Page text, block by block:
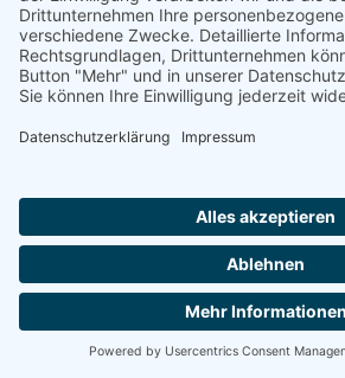
Seniorenresidenz Kleine Breite